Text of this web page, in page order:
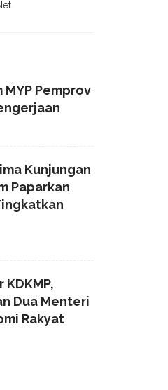
MYP Pemprov
Kunjungan
Paparkan
Dua Menteri
Rakyat